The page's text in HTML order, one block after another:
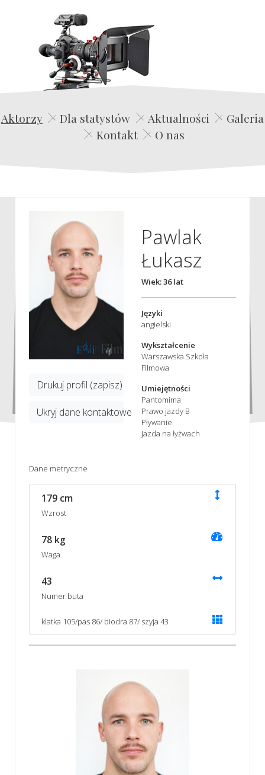
Edwin Film Agencja Aktorska
Aktorzy Dla statystów Aktualności
Galeria
Kontakt
O nas
Drukuj profil (zapisz)
Ukryj dane kontaktowe
Pawlak
Łukasz
Wiek: 36 lat
Języki
angielski
Wykształcenie
Warszawska Szkoła
Filmowa
Umiejętności
Pantomima
Prawo jazdy B
Pływanie
Jazda na łyżwach
Dane metryczne
179 cm
Wzrost
78 kg
Waga
43
Numer buta
klatka 105/pas 86/ biodra 87/ szyja 43